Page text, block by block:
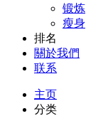
锻炼
瘦身
排名
關於我們
联系
主页
分类